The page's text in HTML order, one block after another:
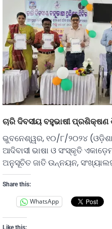
ଚାରି ଦିବସୀୟ ବହୁଭାଷୀ
ଭୁବନେଶ୍ୱର, ୧୦/୮/୨୦୨୪
ଆଦିବାସୀ ଭାଷା ଓ ସଂସ୍କୃତି
ଅନୁସୂଚିତ ଜାତି ଉନ୍ନୟନ,
Share this:
WhatsApp
Like this: